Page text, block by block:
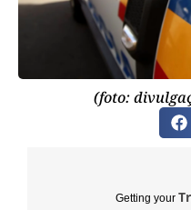
(foto:
Getting your